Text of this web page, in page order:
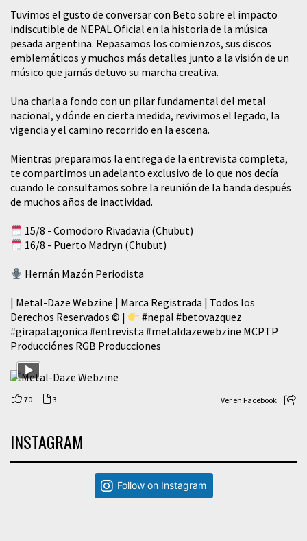
Tuvimos el gusto de conversar con Beto sobre el impacto
indiscutible de NEPAL Oficial en la historia de la música
pesada argentina. Repasamos los comienzos, sus discos
emblemáticos y muchos más detalles junto a la visión de un
músico que jamás detuvo su marcha creativa.
​Una charla a fondo con un pilar fundamental del metal
nacional, y dónde en cierta medida, revivimos el legado, la
vigencia y el camino recorrido en la escena.
Mientras preparamos la entrega de la entrevista completa,
te compartimos un adelanto exclusivo de lo que nos decía
cuando le consultamos sobre la reunión de la banda después
de muchos años de inactividad.
15/8 - Comodoro Rivadavia (Chubut)
16/8 - Puerto Madryn (Chubut)
Hernán Mazón Periodista
| Metal-Daze Webzine | Marca Registrada | Todos los
Derechos Reservados © |
#nepal #betovazquez
#girapatagonica #entrevista #metaldazewebzine MCPTP
Producciónes RGB Producciones
70 3 Ver en Facebook
INSTAGRAM
Follow on Instagram